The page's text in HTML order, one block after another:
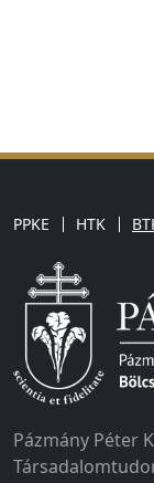
PPKE HTK
Pázmány Péter